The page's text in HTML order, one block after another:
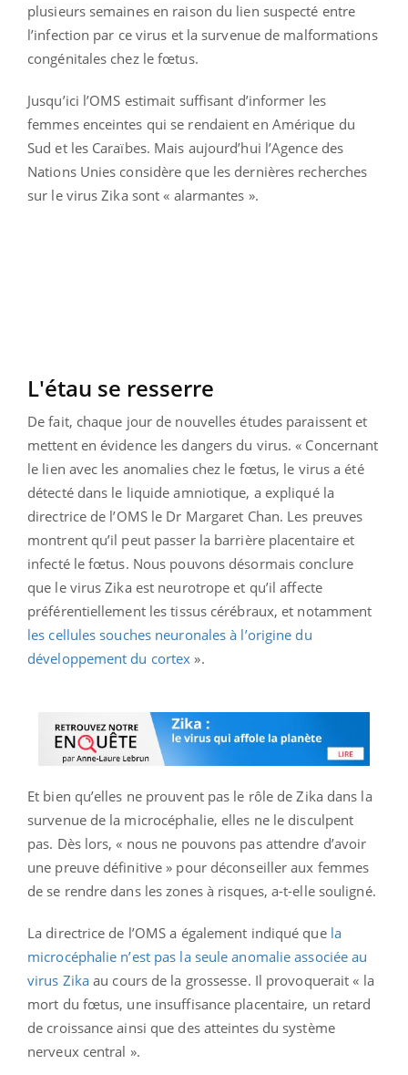
plusieurs semaines en raison du lien suspecté entre
l’infection par ce virus et la survenue de malformations
congénitales chez le fœtus.
Jusqu’ici l’OMS estimait suffisant d’informer les
femmes enceintes qui se rendaient en Amérique du
Sud et les Caraïbes. Mais aujourd’hui l’Agence des
Nations Unies considère que les dernières recherches
sur le virus Zika sont « alarmantes ».
L'étau se resserre
De fait, chaque jour de nouvelles études paraissent et
mettent en évidence les dangers du virus. « Concernant
le lien avec les anomalies chez le fœtus, le virus a été
détecté dans le liquide amniotique, a expliqué la
directrice de l’OMS le Dr Margaret Chan. Les preuves
montrent qu’il peut passer la barrière placentaire et
infecté le fœtus. Nous pouvons désormais conclure
que le virus Zika est neurotrope et qu’il affecte
préférentiellement les tissus cérébraux, et notamment
les cellules souches neuronales à l’origine du
développement du cortex ».
Et bien qu’elles ne prouvent pas le rôle de Zika dans la
survenue de la microcéphalie, elles ne le disculpent
pas. Dès lors, « nous ne pouvons pas attendre d’avoir
une preuve définitive » pour déconseiller aux femmes
de se rendre dans les zones à risques, a-t-elle souligné.
La directrice de l’OMS a également indiqué que la
microcéphalie n’est pas la seule anomalie associée au
virus Zika au cours de la grossesse. Il provoquerait « la
mort du fœtus, une insuffisance placentaire, un retard
de croissance ainsi que des atteintes du système
nerveux central ».